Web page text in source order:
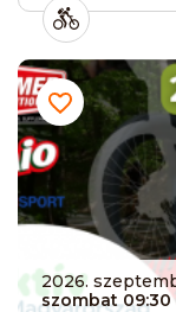
2026.
szombat 09:30